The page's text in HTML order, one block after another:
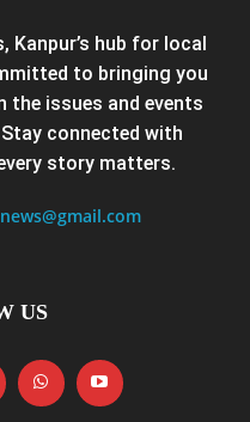
Kanpur’s hub for local
to bringing you
the issues and events
connected with
story matters.
US